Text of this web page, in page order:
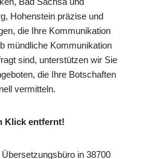
Hohenstein präzise und
die Ihre Kommunikation
mündliche Kommunikation
sind, unterstützen wir Sie
die Ihre Botschaften
vermitteln.
Klick entfernt!
in 38700